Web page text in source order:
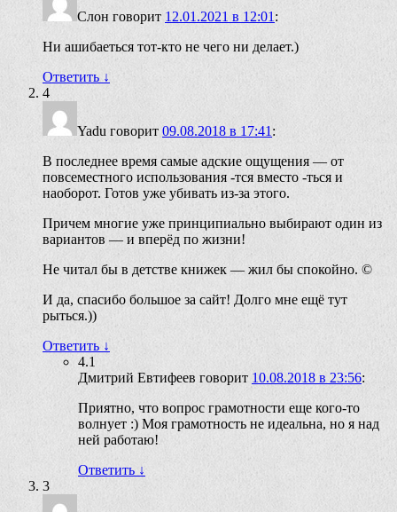
Слон говорит 12.01.2021 в 12:01 :
Ни ашибаеться тот-кто не чего ни делает.)
Ответить ↓
4
Yadu говорит 09.08.2018 в 17:41 :
В последнее время самые адские ощущения — от
повсеместного использования -тся вместо -ться и
наоборот. Готов уже убивать из-за этого.
Причем многие уже принципиально выбирают один из
вариантов — и вперёд по жизни!
Не читал бы в детстве книжек — жил бы спокойно. ©
И да, спасибо большое за сайт! Долго мне ещё тут
рыться.))
Ответить ↓
4.1
Дмитрий Евтифеев говорит 10.08.2018 в 23:56:
Приятно, что вопрос грамотности еще кого-то
волнует :) Моя грамотность не идеальна, но я над
ней работаю!
Ответить ↓
3